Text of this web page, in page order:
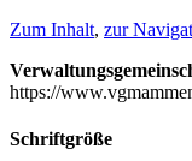
Zum Inhalt, zur
https://
Schriftgröße